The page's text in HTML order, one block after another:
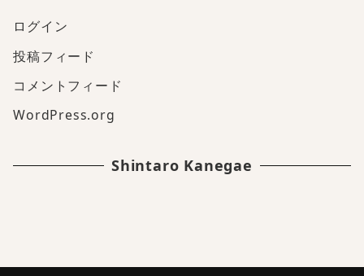
ログイン
投稿フィード
コメントフィード
WordPress.org
Shintaro Kanegae